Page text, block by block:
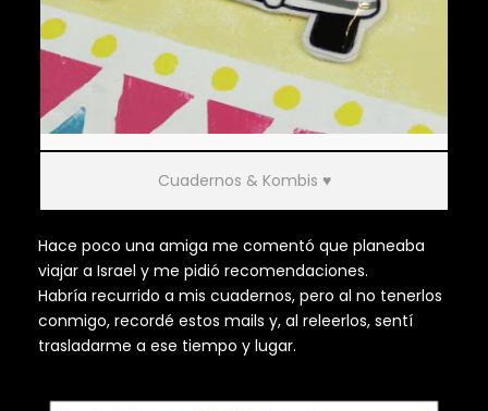
Cuadernos & Kombis ♥
Hace poco una amiga me comentó que planeaba
viajar a Israel y me pidió recomendaciones.
Habría recurrido a mis cuadernos, pero al no tenerlos
conmigo, recordé estos mails y, al releerlos, sentí
trasladarme a ese tiempo y lugar.